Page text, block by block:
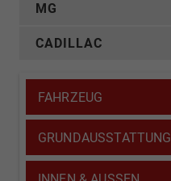
MG
CADILLAC
FAHRZEUG
GRUNDAUSSTATTUNG